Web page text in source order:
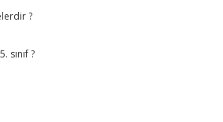
?
sınıf ?